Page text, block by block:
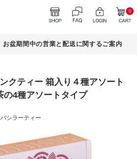
0
お盆期間中の営業と配送に関するご案内
クティー 箱入り４種アソート
の4種アソートタイプ
シラーティー